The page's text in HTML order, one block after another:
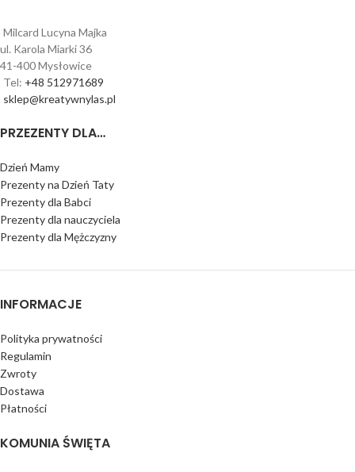
Milcard Lucyna Majka
ul. Karola Miarki 36
41-400 Mysłowice
Tel: +48 512971689
sklep@kreatywnylas.pl
PRZEZENTY DLA…
Dzień Mamy
Prezenty na Dzień Taty
Prezenty dla Babci
Prezenty dla nauczyciela
Prezenty dla Mężczyzny
INFORMACJE
Polityka prywatności
Regulamin
Zwroty
Dostawa
Płatności
KOMUNIA ŚWIĘTA